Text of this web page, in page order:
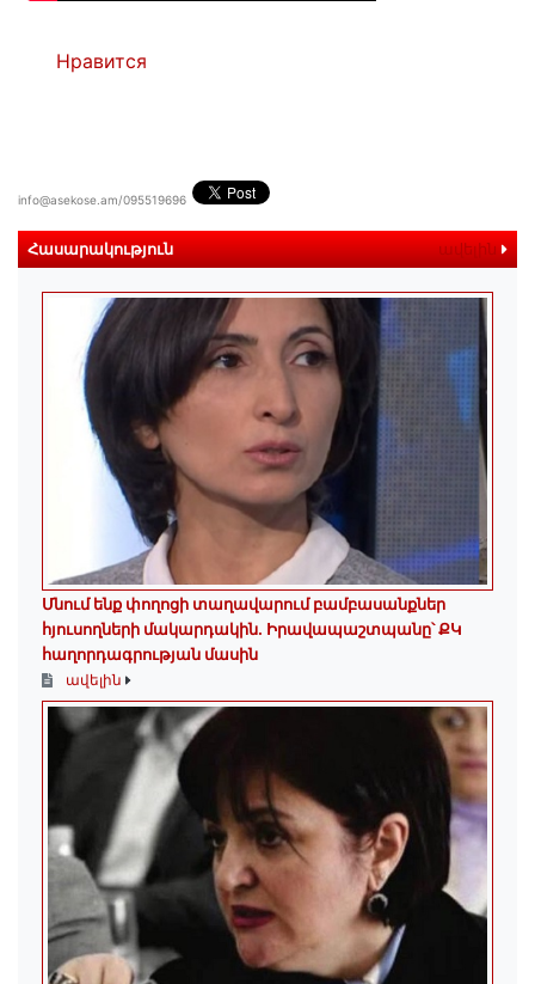
Нравится
info@asekose.am/095519696
Հասարակություն ավելին
Մնում ենք փողոցի տաղավարում բամբասանքներ
հյուսողների մակարդակին․ Իրավապաշտպանը՝ ՔԿ
հաղորդագրության մասին
ավելին